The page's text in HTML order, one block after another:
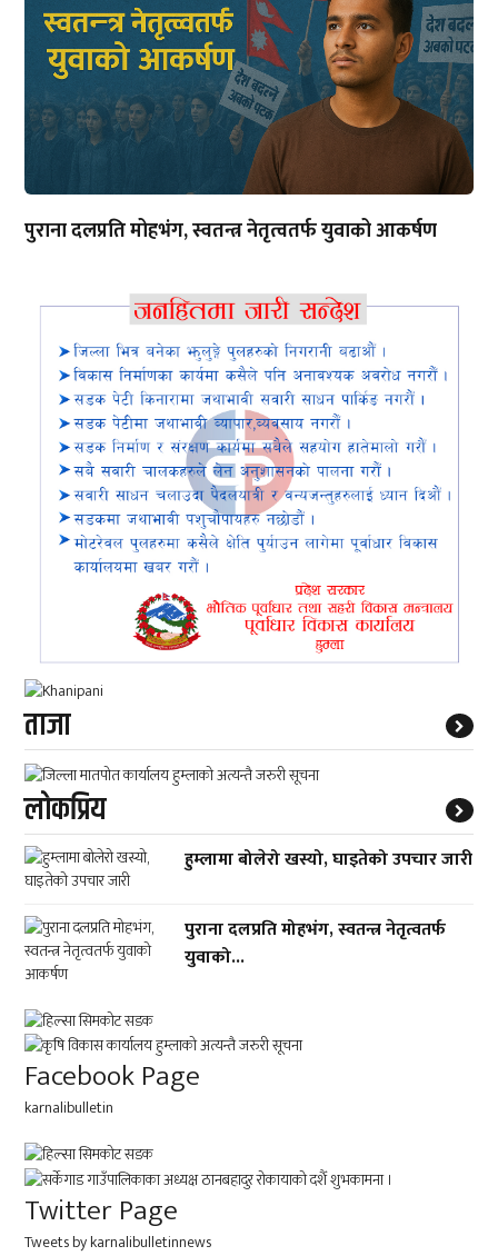
पुराना दलप्रति मोहभंग, स्वतन्त्र नेतृत्वतर्फ युवाको आकर्षण
ताजा
लाेकप्रिय
हुम्लामा बोलेरो खस्यो, घाइतेको उपचार जारी
पुराना दलप्रति मोहभंग, स्वतन्त्र नेतृत्वतर्फ
युवाको...
Facebook Page
karnalibulletin
Twitter Page
Tweets by karnalibulletinnews